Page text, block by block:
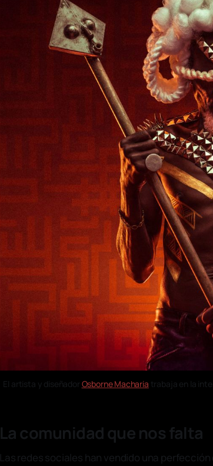
El artista y diseñador Osborne Macharia trabaja en la
La comunidad que nos falta
Las redes sociales han vendido una